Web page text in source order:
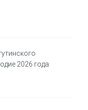
2026 года